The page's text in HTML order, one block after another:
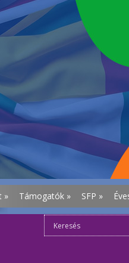
» Támogatók » SFP »